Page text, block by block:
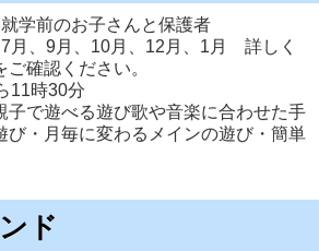
学前のお子さんと保護者
月、9月、10月、12月、1月 詳しく
確認ください。
11時30分
子で遊べる遊び歌や音楽に合わせた手
び・月毎に変わるメインの遊び・簡単
ド